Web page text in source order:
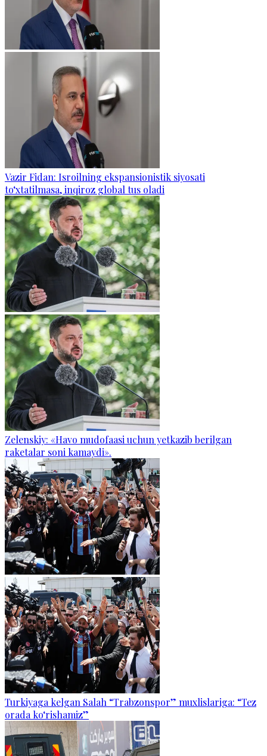
Vazir Fidan: Isroilning ekspansionistik siyosati
to‘xtatilmasa, inqiroz global tus oladi
Zelenskiy: «Havo mudofaasi uchun yetkazib berilgan
raketalar soni kamaydi».
Turkiyaga kelgan Salah “Trabzonspor” muxlislariga: “Tez
orada ko‘rishamiz”